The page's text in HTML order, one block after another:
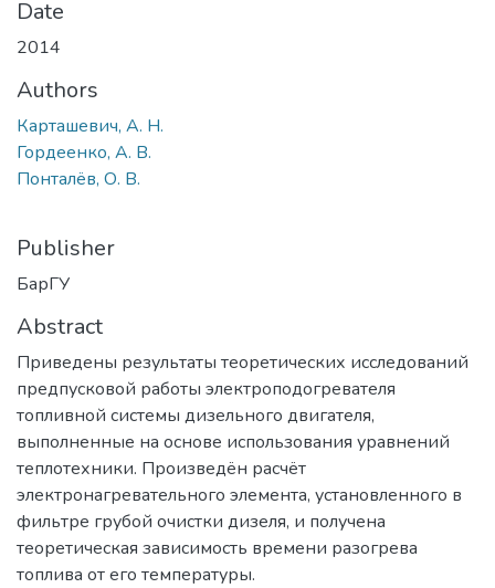
Date
2014
Authors
Карташевич, А. Н.
Гордеенко, А. В.
Понталёв, О. В.
Publisher
БарГУ
Abstract
Приведены результаты теоретических исследований
предпусковой работы электроподогревателя
топливной системы дизельного двигателя,
выполненные на основе использования уравнений
теплотехники. Произведён расчёт
электронагревательного элемента, установленного в
фильтре грубой очистки дизеля, и получена
теоретическая зависимость времени разогрева
топлива от его температуры.